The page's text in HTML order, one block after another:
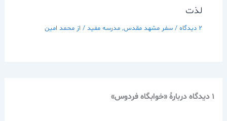
لذت
2 دیدگاه / سفر مشهد مقدس, مدرسه مفيد/ از محمد امین
1 دیدگاه دربارهٔ «خوابگاه فردوس»